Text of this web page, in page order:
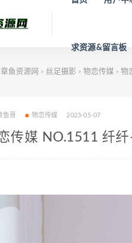
求资源&留言板
章鱼资源网 > 丝足摄影 > 物恋传媒 > 物
鱼哥 物恋传媒 2023-05-07
传媒 NO.1511 纤